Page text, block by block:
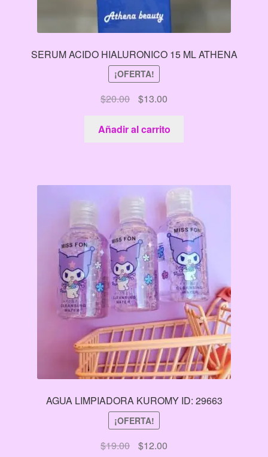
SERUM ACIDO HIALURONICO 15 ML ATHENA
¡OFERTA!
$20.00
El
precio
original
era:
$13.00El
precio
actual
es:
Añadir al carrito
AGUA LIMPIADORA KUROMY ID: 29663
¡OFERTA!
$19.00
El
$12.00El